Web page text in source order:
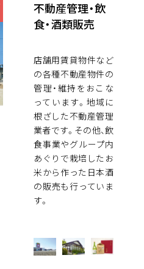
不動産管理・飲
食・酒類販売
店舗用賃貸物件など
の各種不動産物件の
管理・維持をおこな
っています。地域に
根ざした不動産管理
業者です。その他、飲
食事業やグループ内
あぐりで栽培したお
米から作った日本酒
の販売も行っていま
す。